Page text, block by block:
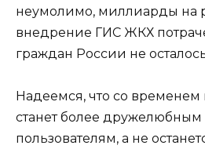
неумолимо, миллиарды на
внедрение ГИС ЖКХ
граждан России не
Надеемся, что со
станет более
пользователям, а не